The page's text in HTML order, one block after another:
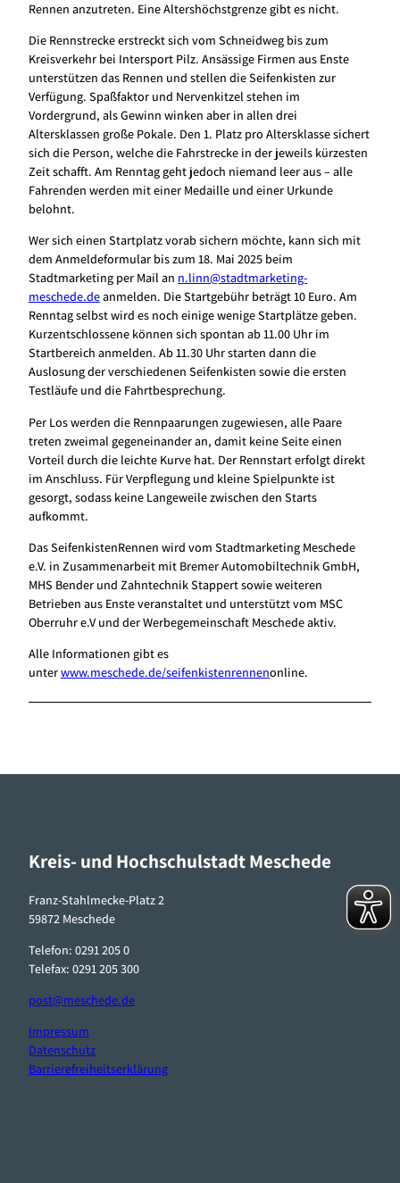
Rennen anzutreten. Eine Altershöchstgrenze gibt es nicht.
Die Rennstrecke erstreckt sich vom Schneidweg bis zum
Kreisverkehr bei Intersport Pilz. Ansässige Firmen aus Enste
unterstützen das Rennen und stellen die Seifenkisten zur
Verfügung. Spaßfaktor und Nervenkitzel stehen im
Vordergrund, als Gewinn winken aber in allen drei
Altersklassen große Pokale. Den 1. Platz pro Altersklasse sichert
sich die Person, welche die Fahrstrecke in der jeweils kürzesten
Zeit schafft. Am Renntag geht jedoch niemand leer aus – alle
Fahrenden werden mit einer Medaille und einer Urkunde
belohnt.
Wer sich einen Startplatz vorab sichern möchte, kann sich mit
dem Anmeldeformular bis zum 18. Mai 2025 beim
Stadtmarketing per Mail an n.linn@stadtmarketing-
meschede.deanmelden. Die Startgebühr beträgt 10 Euro. Am
Renntag selbst wird es noch einige wenige Startplätze geben.
Kurzentschlossene können sich spontan ab 11.00 Uhr im
Startbereich anmelden. Ab 11.30 Uhr starten dann die
Auslosung der verschiedenen Seifenkisten sowie die ersten
Testläufe und die Fahrtbesprechung.
Per Los werden die Rennpaarungen zugewiesen, alle Paare
treten zweimal gegeneinander an, damit keine Seite einen
Vorteil durch die leichte Kurve hat. Der Rennstart erfolgt direkt
im Anschluss. Für Verpflegung und kleine Spielpunkte ist
gesorgt, sodass keine Langeweile zwischen den Starts
aufkommt.
Das SeifenkistenRennen wird vom Stadtmarketing Meschede
e.V. in Zusammenarbeit mit Bremer Automobiltechnik GmbH,
MHS Bender und Zahntechnik Stappert sowie weiteren
Betrieben aus Enste veranstaltet und unterstützt vom MSC
Oberruhr e.V und der Werbegemeinschaft Meschede aktiv.
Alle Informationen gibt es
unterwww.meschede.de/seifenkistenrennenonline.
Kreis- und Hochschulstadt Meschede
Franz-Stahlmecke-Platz 2
59872 Meschede
Telefon: 0291 205 0
Telefax: 0291 205 300
post@meschede.de
Impressum
Datenschutz
Barrierefreiheitserklärung